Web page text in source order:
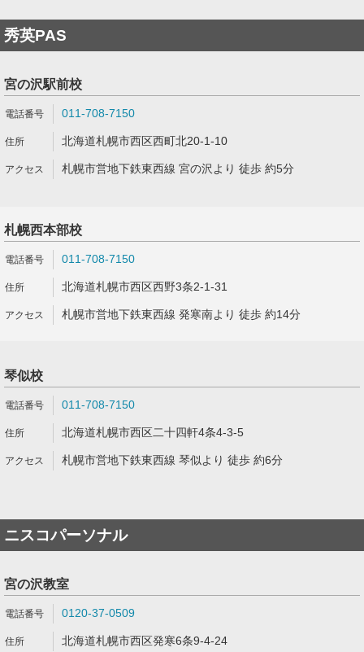
秀英PAS
宮の沢駅前校
011-708-7150
北海道札幌市西区西町北20-1-10
札幌市営地下鉄東西線 宮の沢より 徒歩 約5分
札幌西本部校
011-708-7150
北海道札幌市西区西野3条2-1-31
札幌市営地下鉄東西線 発寒南より 徒歩 約14分
琴似校
011-708-7150
北海道札幌市西区二十四軒4条4-3-5
札幌市営地下鉄東西線 琴似より 徒歩 約6分
ニスコパーソナル
宮の沢教室
0120-37-0509
北海道札幌市西区発寒6条9-4-24